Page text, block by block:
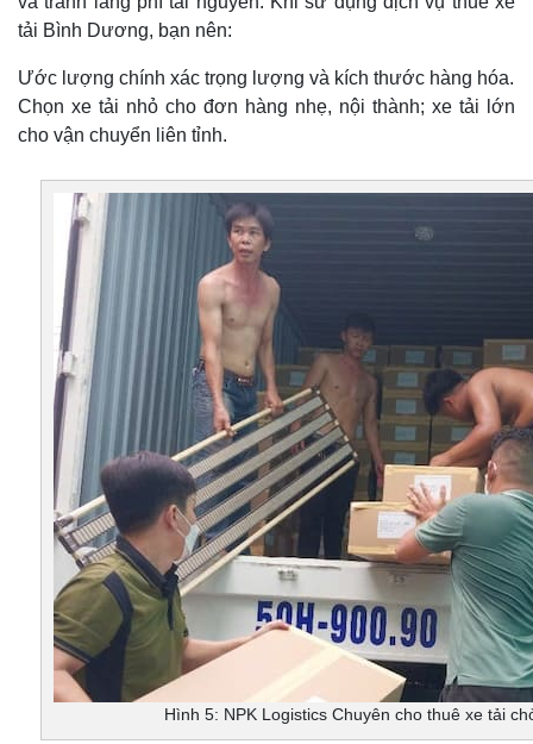
tải Bình Dương, bạn nên:
Ước lượng chính xác trọng lượng và kích thước hàng hóa.
Chọn xe tải nhỏ cho đơn hàng nhẹ, nội thành; xe tải lớn
cho vận chuyển liên tỉnh.
Hình 5: NPK Logistics Chuyên cho thuê xe tải